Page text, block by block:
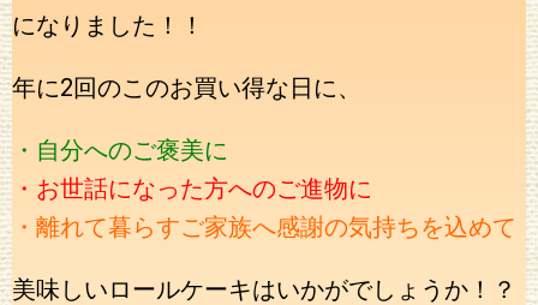
になりました！！
年に2回のこのお買い得な日に、
・自分へのご褒美に
・お世話になった方へのご進物に
・離れて暮らすご家族へ感謝の気持ちを込めて
美味しいロールケーキはいかがでしょうか！？